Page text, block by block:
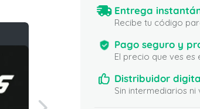
Entrega
Recibe tu código
Pago seguro y
El precio que ves
Distribuidor
Sin intermediarios